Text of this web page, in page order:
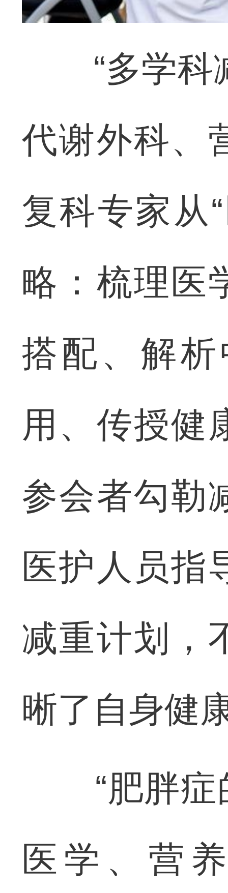
“多学科减
代谢外科、
复科专家从
略：梳理医
搭配、解
用、传授健
参会者勾勒
医护人员指
减重计划，
晰了自身健
“肥胖症
医学、营